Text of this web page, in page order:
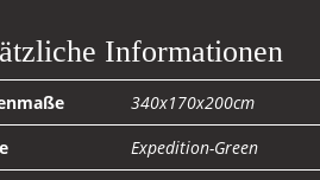
Informationen
340x170x200cm
Expedition-Green